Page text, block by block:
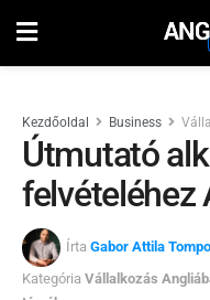
Kezdőoldal Business
Útmutató
felvételéhez
Írta Gabor Attila
Kategória Vállalkozás